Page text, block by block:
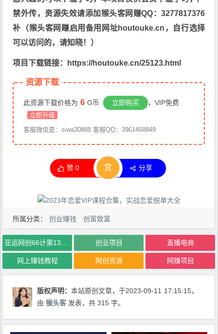
禁外传，资源失效请添加猴头客网赚QQ：3277817376
补（猴头客网赚启用备用网址houtouke.cn，自行选择
可以访问的，请知晓！）
项目下载链接：https://houtouke.cn/25123.html
资源下载
此资源下载价格为 6 G币 立即购买 ，VIP免费
立即升级
客服微信是：siwa30888 客服QQ：3961468849
赞0 赏 分享
所属分类： 创业赚钱 创富致富
创业项目 直播电商
网上赚钱教程 网创资源 网赚项目
版权声明：本站原创文章，于2023-09-11 17:15:15，
由猴头客 发表，共 315 字。